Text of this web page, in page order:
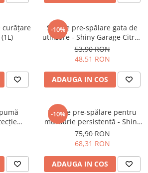
curățare
-10%
Soluție pre-spălare gata de
utilizare - Shiny Garage Citrus
Pre Cleaner RTU (1L)
53,90 RON
48,51 RON
ADAUGA IN COS
-10%
Soluție pre-spălare pentru
murdărie persistentă - Shiny
Garage Citrus Infused TFR (1L)
75,90 RON
68,31 RON
ADAUGA IN COS